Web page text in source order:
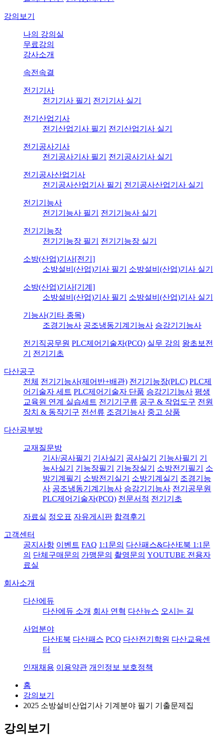
강의보기
나의 강의실
무료강의
강사소개
속전속결
전기기사
전기기사 필기
전기기사 실기
전기산업기사
전기산업기사 필기
전기산업기사 실기
전기공사기사
전기공사기사 필기
전기공사기사 실기
전기공사산업기사
전기공사산업기사 필기
전기공사산업기사 실기
전기기능사
전기기능사 필기
전기기능사 실기
전기기능장
전기기능장 필기
전기기능장 실기
소방(산업)기사[전기]
소방설비(산업)기사 필기
소방설비(산업)기사 실기
소방(산업)기사[기계]
소방설비(산업)기사 필기
소방설비(산업)기사 실기
기능사(기타 종목)
조경기능사 공조냉동기계기능사 승강기기능사
전기직공무원 PLC제어기술자(PCQ) 실무 강의 왕초보전
기
전기기초
다산공구
전체 전기기능사(제어반+배관) 전기기능장(PLC) PLC제
어기술자 세트 PLC제어기술자 단품 승강기기능사 평생
교육원 연계 실습세트 전기기구류 공구 & 작업도구 전원
장치 & 동작기구 전선류 조경기능사 중고 상품
다산공부방
교재질문방
기사/공사필기
기사실기 공사실기 기능사필기
기
능사실기
기능장필기 기능장실기 소방전기필기
소
방기계필기
소방전기실기 소방기계실기
조경기능
사 공조냉동기계기능사 승강기기능사 전기공무원
PLC제어기술자(PCQ) 전문서적 전기기초
자료실 정오표 자유게시판 합격후기
고객센터
공지사항 이벤트 FAQ 1:1문의 다산패스&다산E북 1:1문
의 단체구매문의 가맹문의 촬영문의 YOUTUBE 전용자
료실
회사소개
다산에듀
다산에듀 소개 회사 연혁 다산뉴스 오시는 길
사업분야
다산E북 다산패스 PCQ 다산전기학원 다산교육센
터
인재채용 이용약관 개인정보 보호정책
홈
강의보기
2025 소방설비산업기사 기계분야 필기 기출문제집
강의보기